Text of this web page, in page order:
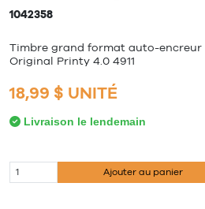
1042358
Timbre grand format auto-encreur
Original Printy 4.0 4911
18,99 $ UNITÉ
Livraison le lendemain
Ajouter au panier